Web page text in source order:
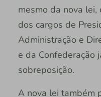
mesmo da nova lei,
dos cargos de
Administração e
e da Confederação
sobreposição.
A nova lei também